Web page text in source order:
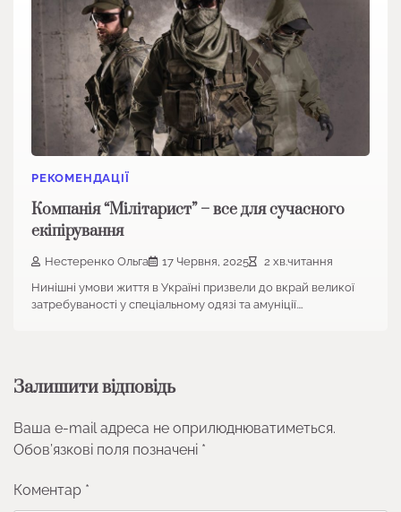
РЕКОМЕНДАЦІЇ
Компанія “Мілітарист” – все для сучасного
екіпірування
Нестеренко Ольга 17 Червня, 2025
2 хв.читання
Нинішні умови життя в Україні призвели до вкрай великої
затребуваності у спеціальному одязі та амуніції.…
Залишити відповідь
Ваша e-mail адреса не оприлюднюватиметься.
Обов’язкові поля позначені *
Коментар *